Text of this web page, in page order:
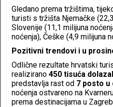
Gledano prema tržištima,
turisti s tržišta Njemačke
Slovenije (11,1 milijuna
noćenja), Češke (4,9 milijuna
Pozitivni trendovi i u
Odlične rezultate hrvatski
realizirano 450 tisuća
predstavlja rast od 7 posto u
noćenja ostvareno na
prema destinacijama u